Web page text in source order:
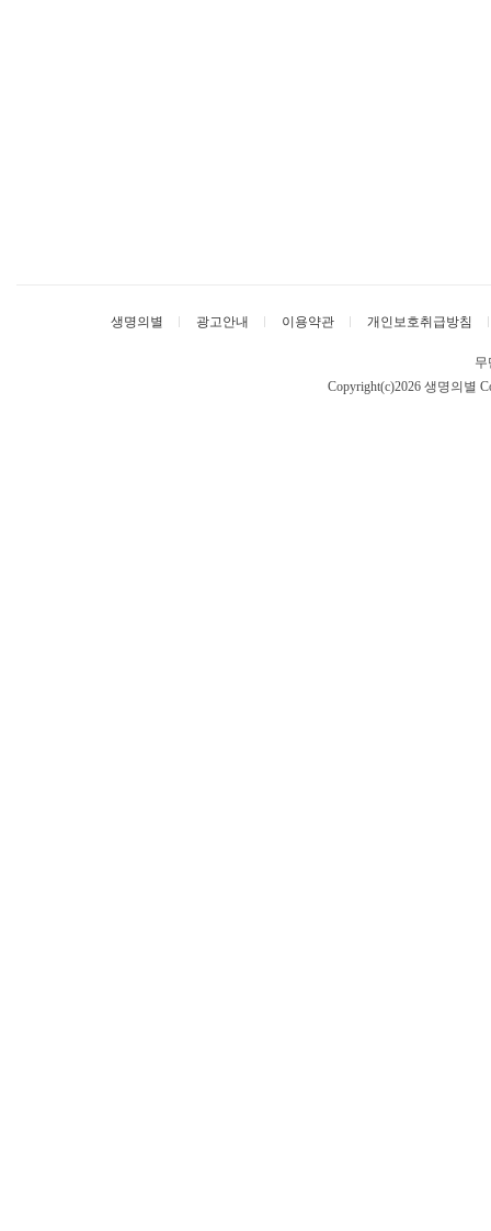
생명의별 광고안내 이용약관 개인보호취급방침
무
Copyright(c)2026 생명의별